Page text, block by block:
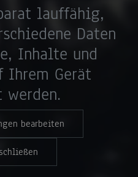
lauffähig,
Daten
Inhalte und
Ihrem Gerät
bearbeiten